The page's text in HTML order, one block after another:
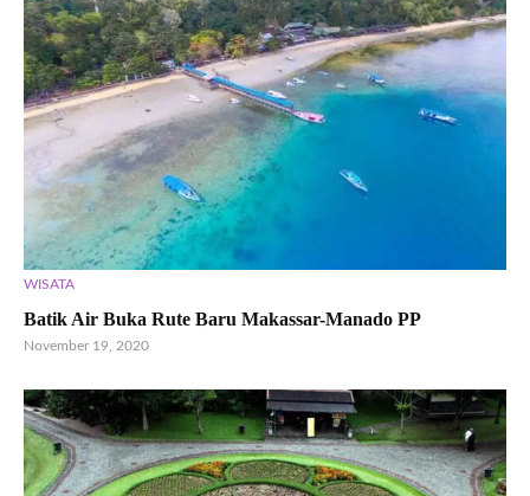
WISATA
Batik Air Buka Rute Baru Makassar-Manado PP
November 19, 2020